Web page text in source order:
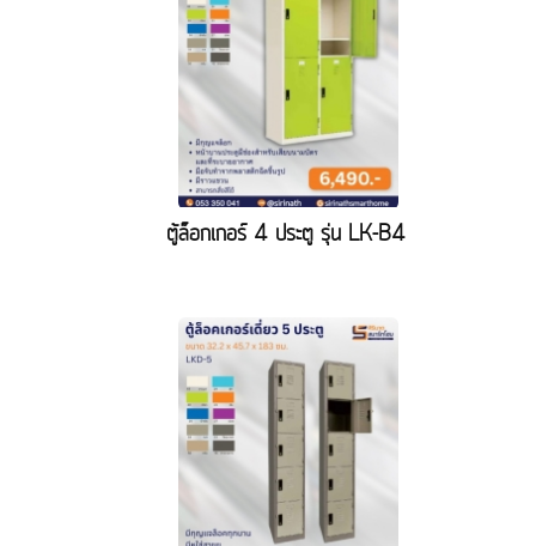
ตู้ล็อกเกอร์ 4 ประตู รุ่น LK-B4